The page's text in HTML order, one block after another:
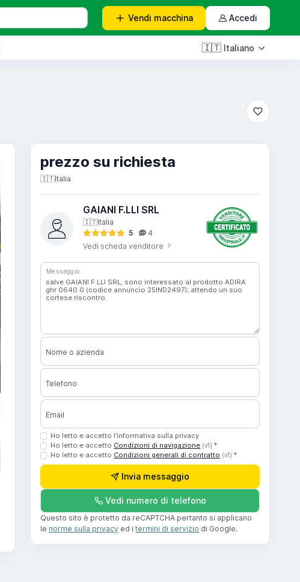
Vendi macchina Accedi
🇮🇹 Italiano
prezzo su richiesta
🇮🇹Italia
GAIANI F.LLI SRL
🇮🇹Italia
5
4
Vedi scheda venditore
Messaggio
Nome o azienda
Telefono
Email
Ho letto e accetto l’informativa sulla privacy
Ho letto e accetto Condizioni di navigazione (v1) *
Ho letto e accetto Condizioni generali di contratto (v1) *
Invia messaggio
Vedi numero di telefono
Questo sito è protetto da reCAPTCHA pertanto si applicano
le norme sulla privacy ed itermini di servizio di Google.